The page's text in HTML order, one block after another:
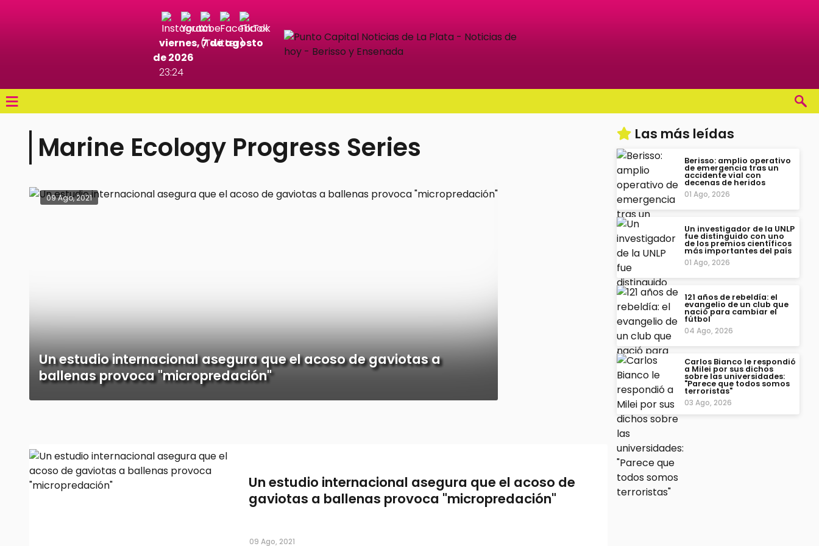
viernes, 7 de agosto
de 2026
23:24
≡
Las más leídas
Berisso: amplio operativo
de emergencia tras un
accidente vial con
decenas de heridos
01 Ago, 2026
Un investigador de la UNLP
fue distinguido con uno
de los premios científicos
más importantes del país
01 Ago, 2026
121 años de rebeldía: el
evangelio de un club que
nació para cambiar el
fútbol
04 Ago, 2026
Carlos Bianco le respondió
a Milei por sus dichos
sobre las universidades:
"Parece que todos somos
terroristas"
03 Ago, 2026
Marine Ecology Progress Series
09 Ago, 2021
Un estudio internacional asegura que el acoso de gaviotas a
ballenas provoca "micropredación"
Un estudio internacional asegura que el acoso de
gaviotas a ballenas provoca "micropredación"
09 Ago, 2021